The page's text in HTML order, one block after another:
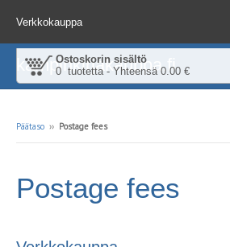
Verkkokauppa
Ostoskorin sisältö
0 tuotetta - Yhteensä 0.00 €
kampinkirjakauppa.fi
Päätaso ›› Postage fees
Postage fees